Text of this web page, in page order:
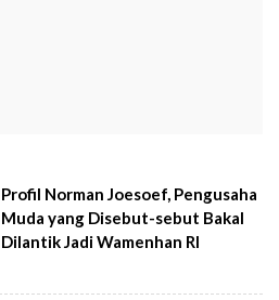
Profil Norman Joesoef, Pengusaha
Muda yang Disebut-sebut Bakal
Dilantik Jadi Wamenhan RI